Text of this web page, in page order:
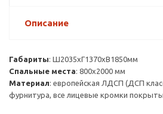
Описание
Габариты: Ш2035хГ1370хВ1850мм
Спальные места: 800х2000 мм
Материал: европейская ЛДСП (ДСП
фурнитура, все лицевые кромки